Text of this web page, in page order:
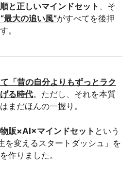
と正しいマインドセット 、そ
最大の追い風”がすべてを後押
。
「昔の自分よりもずっとラク
る時代。ただし、それを本質
まだほんの一握り。
物販×AI×マインドセット という
を変えるスタートダッシュ」を
作りました。